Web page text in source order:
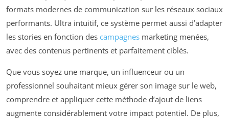
formats modernes de communication sur les réseaux sociaux
performants. Ultra intuitif, ce système permet aussi d’adapter
les stories en fonction des campagnes marketing menées,
avec des contenus pertinents et parfaitement ciblés.
Que vous soyez une marque, un influenceur ou un
professionnel souhaitant mieux gérer son image sur le web,
comprendre et appliquer cette méthode d’ajout de liens
augmente considérablement votre impact potentiel. De plus,